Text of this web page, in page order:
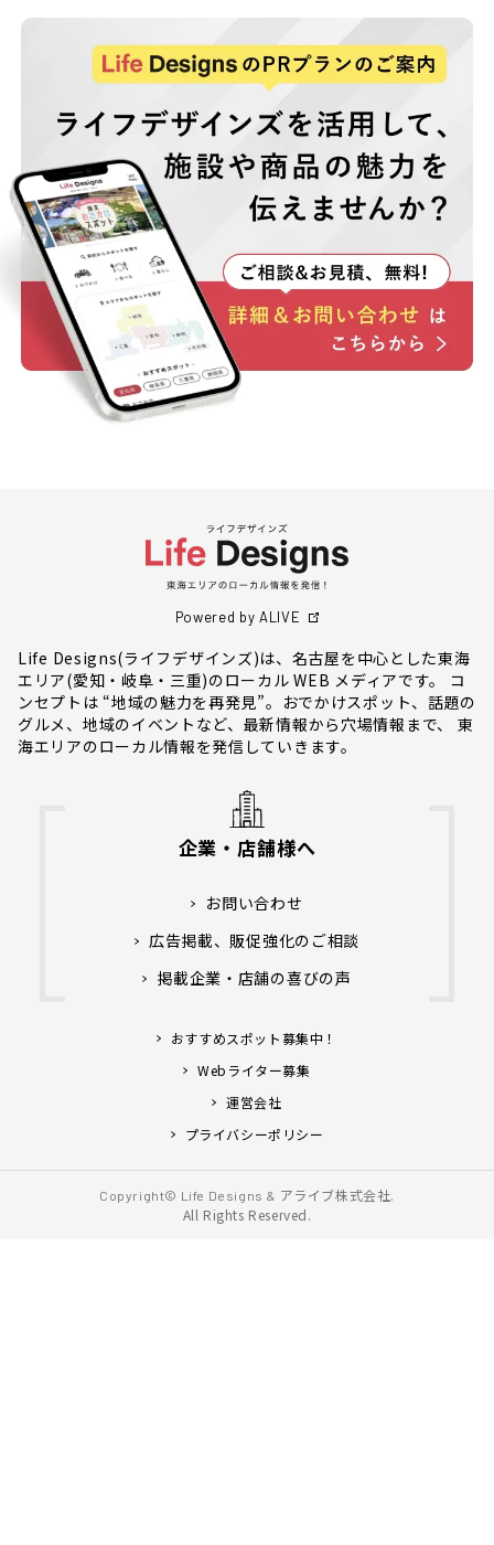
Powered by ALIVE
Life Designs(ライフデザインズ)は、名古屋を中心とした東海
エリア(愛知・岐阜・三重)のローカル WEB メディアです。 コ
ンセプトは “地域の魅力を再発見”。おでかけスポット、話題の
グルメ、地域のイベントなど、最新情報から穴場情報まで、 東
海エリアのローカル情報を発信していきます。
企業・店舗様へ
お問い合わせ
広告掲載、販促強化のご相談
掲載企業・店舗の喜びの声
おすすめスポット募集中！
Webライター募集
運営会社
プライバシーポリシー
Copyright© Life Designs & アライブ株式会社.
All Rights Reserved.